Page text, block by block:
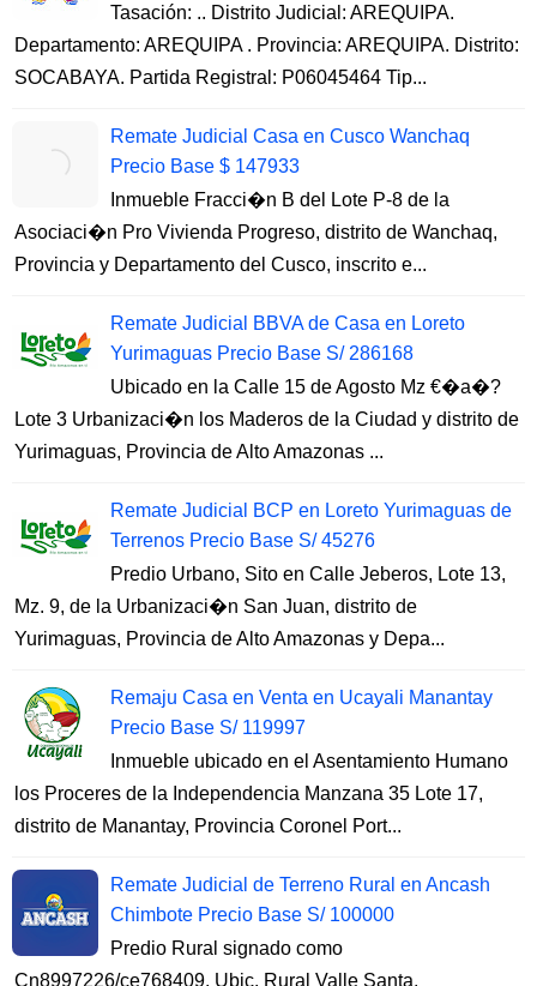
Tasación: .. Distrito Judicial: AREQUIPA.
Departamento: AREQUIPA . Provincia: AREQUIPA. Distrito:
SOCABAYA. Partida Registral: P06045464 Tip...
Remate Judicial Casa en Cusco Wanchaq
Precio Base $ 147933
Inmueble Fracci�n B del Lote P-8 de la
Asociaci�n Pro Vivienda Progreso, distrito de Wanchaq,
Provincia y Departamento del Cusco, inscrito e...
Remate Judicial BBVA de Casa en Loreto
Yurimaguas Precio Base S/ 286168
Ubicado en la Calle 15 de Agosto Mz €�a�?
Lote 3 Urbanizaci�n los Maderos de la Ciudad y distrito de
Yurimaguas, Provincia de Alto Amazonas ...
Remate Judicial BCP en Loreto Yurimaguas de
Terrenos Precio Base S/ 45276
Predio Urbano, Sito en Calle Jeberos, Lote 13,
Mz. 9, de la Urbanizaci�n San Juan, distrito de
Yurimaguas, Provincia de Alto Amazonas y Depa...
Remaju Casa en Venta en Ucayali Manantay
Precio Base S/ 119997
Inmueble ubicado en el Asentamiento Humano
los Proceres de la Independencia Manzana 35 Lote 17,
distrito de Manantay, Provincia Coronel Port...
Remate Judicial de Terreno Rural en Ancash
Chimbote Precio Base S/ 100000
Predio Rural signado como
Cn8997226/ce768409, Ubic. Rural Valle Santa,